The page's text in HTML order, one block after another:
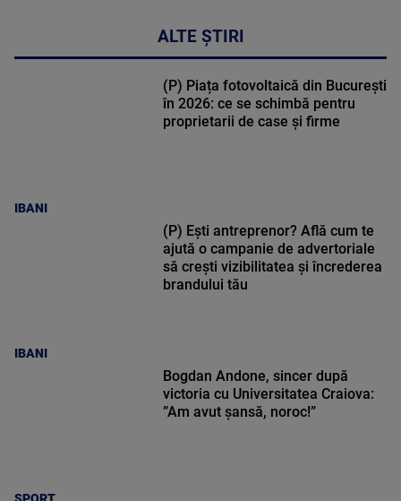
ALTE ȘTIRI
IBANI
(P) Piața fotovoltaică din București
în 2026: ce se schimbă pentru
proprietarii de case și firme
IBANI
(P) Ești antreprenor? Află cum te
ajută o campanie de advertoriale
să crești vizibilitatea și încrederea
brandului tău
Bogdan Andone, sincer după
victoria cu Universitatea Craiova:
”Am avut șansă, noroc!”